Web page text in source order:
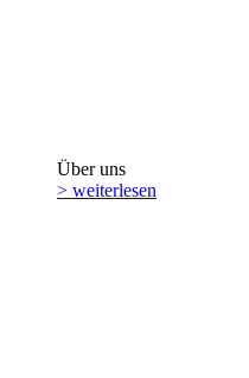
Über uns
> weiterlesen